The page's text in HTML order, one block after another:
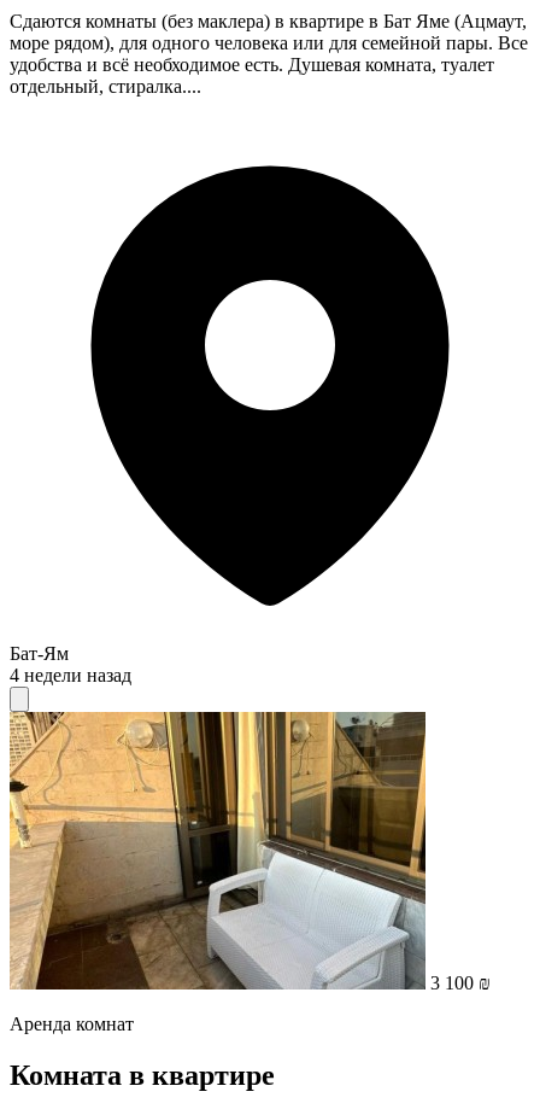
Сдаются комнаты (без маклера) в квартире в Бат Яме (Ацмаут,
море рядом), для одного человека или для семейной пары. Все
удобства и всё необходимое есть. Душевая комната, туалет
отдельный, стиралка....
Бат-Ям
4 недели назад
3 100 ₪
Аренда комнат
Комната в квартире